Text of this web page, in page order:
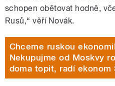
schopen obětovat hodně,
Rusů,“ věří Novák.
Chceme ruskou
Nekupujme od Moskvy
doma topit, radí ekonom